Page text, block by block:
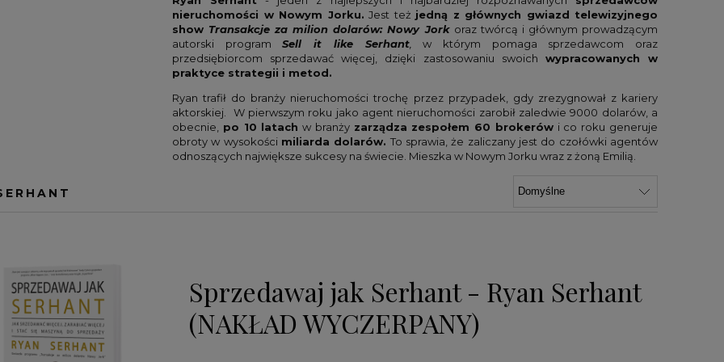
KSIĄŻKI O PSYCHOLOGII I ROZWOJU
KSIĄŻKI SPORTOWE
WĘDKARSTWO
MAŁGORZATA KWIETNIEWSKA
RAMIT SETHI
SAM ZELL
STEVE SIMS
TIM FERRISS
WIM HOF
nieruchomości w Nowym Jorku. Jest też jedną z głównych gwiazd telewizyjnego
show Transakcje za milion dolarów: Nowy Jork oraz twórcą i głównym prowadzącym
autorski programSell it like Serhant,w którym pomaga sprzedawcom oraz
przedsiębiorcom sprzedawać więcej, dzięki zastosowaniu swoich wypracowanych w
praktyce strategii i metod.
Ryan trafił do branży nieruchomości trochę przez przypadek, gdy zrezygnował z kariery
aktorskiej. W pierwszym roku jako agent nieruchomości zarobił zaledwie 9000 dolarów, a
obecnie, po 10 latach w branży zarządza zespołem 60 brokerówi co roku generuje
obroty w wysokości miliarda dolarów. To sprawia, że zaliczany jest do czołówki agentów
odnoszących największe sukcesy na świecie. Mieszka w Nowym Jorku wraz z żoną Emilią.
Sprzedawaj jak Serhant - Ryan Serhant
(NAKŁAD WYCZERPANY)